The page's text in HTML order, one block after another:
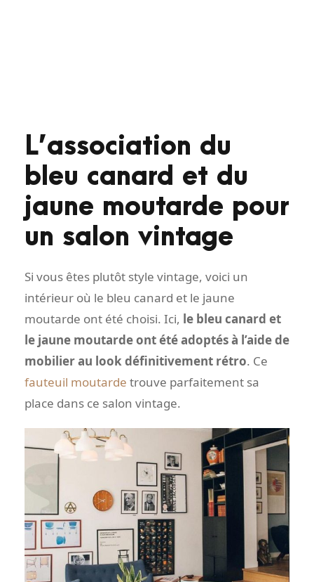
L’association du
bleu canard et du
jaune moutarde pour
un salon vintage
Si vous êtes plutôt style vintage, voici un
intérieur où le bleu canard et le jaune
moutarde ont été choisi. Ici, le bleu canard et
le jaune moutarde ont été adoptés à l’aide de
mobilier au look définitivement rétro. Ce
fauteuil moutarde trouve parfaitement sa
place dans ce salon vintage.